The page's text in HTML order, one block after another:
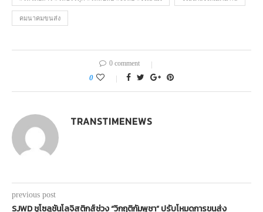
คมนาคมขนส่ง
0 comment
0
TRANSTIMENEWS
previous post
SJWD ชูโซลูชันโลจิสติกส์ช่วง “วิกฤติกัมพูชา” ปรับโหมดการขนส่ง